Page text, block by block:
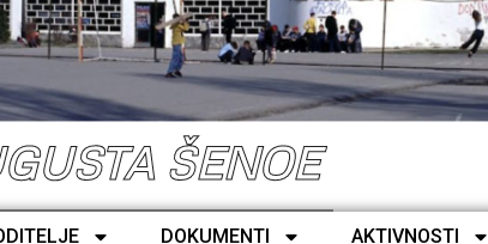
ŠENOE
DOKUMENTI AKTIVNOSTI